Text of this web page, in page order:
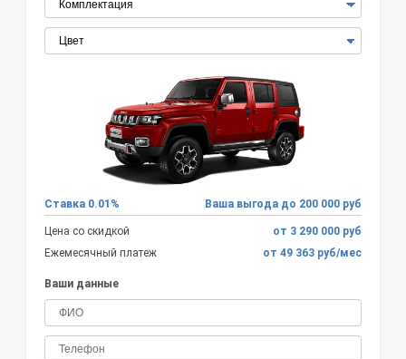
Ставка 0.01% Ваша выгода до 200 000 руб
Цена со скидкой
от 3 290 000 руб
Ежемесячный платеж
от 49 363 руб/мес
Ваши данные